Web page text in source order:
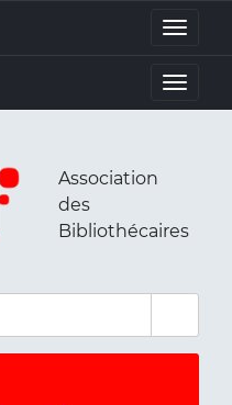
Toggle
Toggle
Association
des
Bibliothécaires